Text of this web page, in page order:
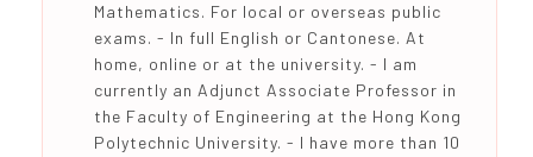
Mathematics. For local or overseas public
exams. - In full English or Cantonese. At
home, online or at the university. - I am
currently an Adjunct Associate Professor in
the Faculty of Engineering at the Hong Kong
Polytechnic University. - I have more than 10